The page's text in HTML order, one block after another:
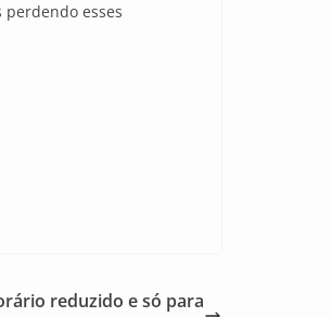
esses
reduzido e só para